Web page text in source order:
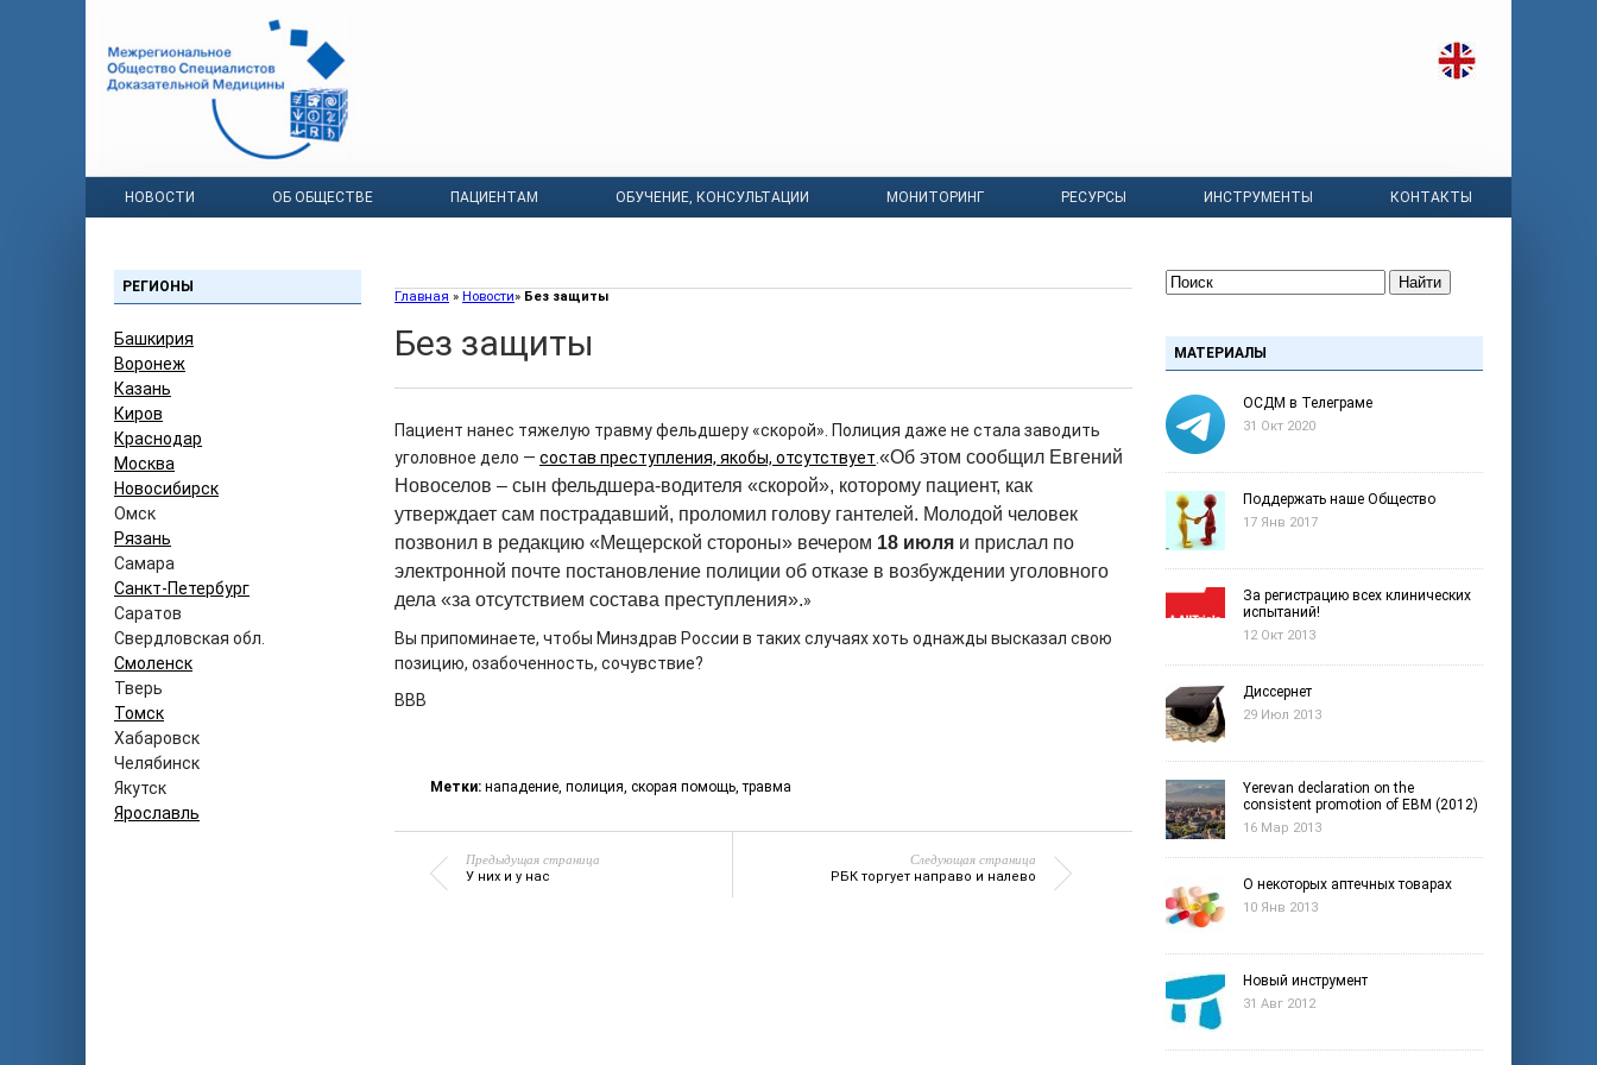
НОВОСТИ ОБ ОБЩЕСТВЕ ПАЦИЕНТАМ ОБУЧЕНИЕ, КОНСУЛЬТАЦИИ МОНИТОРИНГ РЕСУРСЫ ИНСТРУМЕНТЫ КОНТАКТЫ
РЕГИОНЫ
Башкирия
Воронеж
Казань
Киров
Краснодар
Москва
Новосибирск
Омск
Рязань
Самара
Санкт-Петербург
Саратов
Свердловская обл.
Смоленск
Тверь
Томск
Хабаровск
Челябинск
Якутск
Ярославль
Главная » Новости» Без защиты
Без защиты
Пациент нанес тяжелую травму фельдшеру «скорой». Полиция даже не стала заводить
уголовное дело — состав преступления, якобы, отсутствует «Об этом сообщил Евгений
Новоселов – сын фельдшера-водителя «скорой», которому пациент, как
утверждает сам пострадавший, проломил голову гантелей. Молодой человек
позвонил в редакцию «Мещерской стороны» вечером 18 июля и прислал по
электронной почте постановление полиции об отказе в возбуждении уголовного
дела «за отсутствием состава преступления».»
Вы припоминаете, чтобы Минздрав России в таких случаях хоть однажды высказал свою
позицию, озабоченность, сочувствие?
ВВВ
Метки: нападение, полиция, скорая помощь,травма
Предыдущая страница
У них и у нас
Следующая страница
РБК торгует направо и налево
Найти
МАТЕРИАЛЫ
ОСДМ в Телеграме
31 Окт 2020
Поддержать наше Общество
17 Янв 2017
За регистрацию всех клинических
испытаний!
12 Окт 2013
Диссернет
29 Июл 2013
Yerevan declaration on the
consistent promotion of EBM (2012)
16 Мар 2013
О некоторых аптечных товарах
10 Янв 2013
Новый инструмент
31 Авг 2012